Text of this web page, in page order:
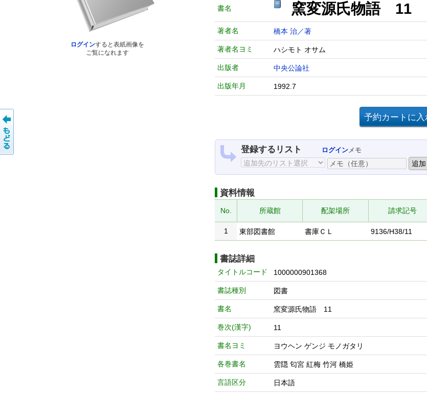
ログインすると表紙画像を
ご覧になれます
書名 窯変源氏物語 11
著者名 橋本 治／著
著者名ヨミ ハシモト オサム
出版者 中央公論社
出版年月 1992.7
登録するリスト ログインメモ
資料情報
No. 所蔵館 配架場所 請求記号
1
東部図書館 書庫ＣＬ 9136/H38/11
書誌詳細
タイトルコード 1000000901368
書誌種別 図書
書名 窯変源氏物語 11
巻次(漢字) 11
書名ヨミ ヨウヘン ゲンジ モノガタリ
各巻書名 雲隠 匂宮 紅梅 竹河 橋姫
言語区分 日本語